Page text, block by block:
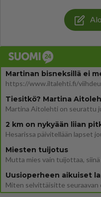
Martinan bisneksillä ei
2 km on nykyään liian
Miesten tuijotus